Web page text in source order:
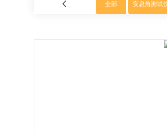
全部 安息角测试